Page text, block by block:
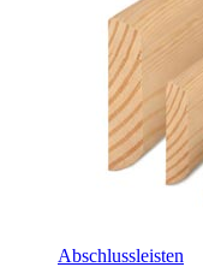
Abschlussleisten